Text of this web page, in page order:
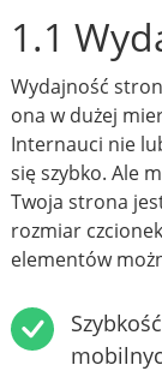
1.1
Wydajność
ona w dużej
Internauci nie
się szybko. Ale
Twoja strona
rozmiar
elementów